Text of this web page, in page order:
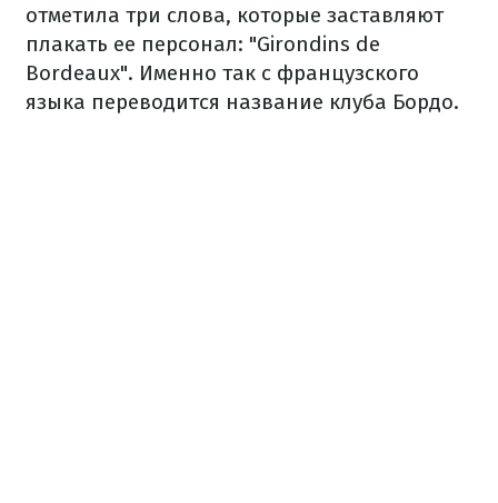
отметила три слова, которые заставляют
плакать ее персонал: "Girondins de
Bordeaux". Именно так с французского
языка переводится название клуба Бордо.